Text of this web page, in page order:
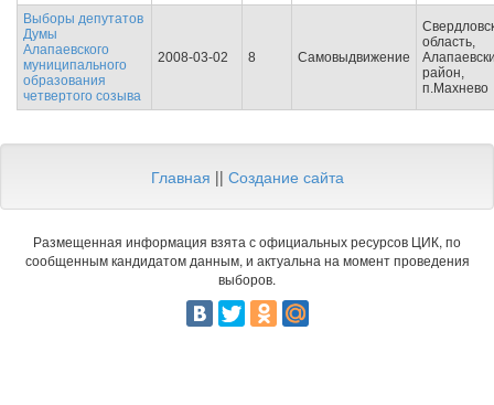
Выборы депутатов
Думы
Алапаевского
муниципального
образования
четвертого созыва
2008-03-02 8 Самовыдвижение
область,
район,
п.Махнево
Главная || Создание сайта
Размещенная информация взята с официальных ресурсов ЦИК, по
сообщенным кандидатом данным, и актуальна на момент проведения
выборов.